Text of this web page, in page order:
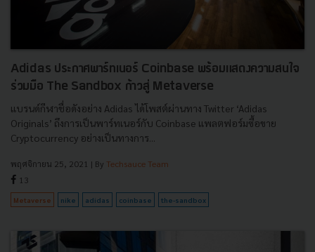
Adidas ประกาศพาร์ทเนอร์ Coinbase พร้อมแสดงความสนใจ
ร่วมมือ The Sandbox ก้าวสู่ Metaverse
แบรนด์กีฬาชื่อดังอย่าง Adidas ได้โพสต์ผ่านทาง Twitter ‘Adidas
Originals’ ถึงการเป็นพาร์ทเนอร์กับ Coinbase แพลตฟอร์มซื้อขาย
Cryptocurrency อย่างเป็นทางการ...
พฤศจิกายน 25, 2021 | By Techsauce Team
13
Metaverse nike adidas coinbase the-sandbox